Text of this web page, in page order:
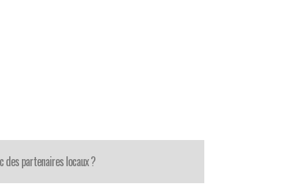
des partenaires locaux ?